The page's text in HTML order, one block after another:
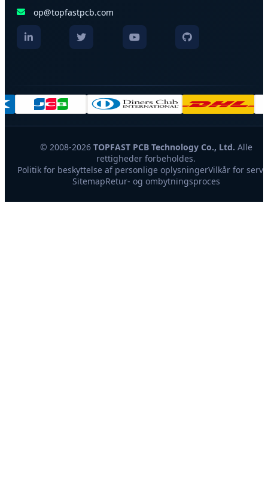
op@topfastpcb.com
© 2008-2026 TOPFAST PCB Technology Co., Ltd. Alle
rettigheder forbeholdes.
Politik for beskyttelse af personlige oplysningerVilkår for
SitemapRetur- og ombytningsproces